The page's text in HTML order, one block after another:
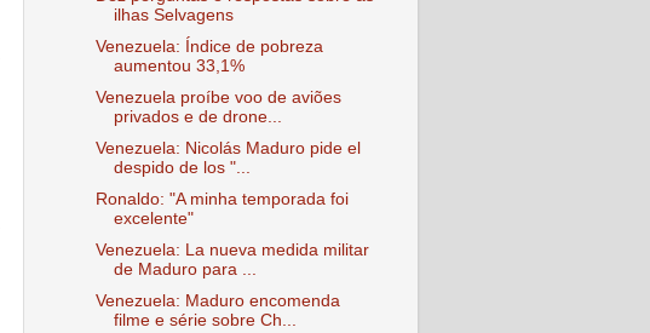
ilhas Selvagens
Venezuela: Índice de pobreza
aumentou 33,1%
Venezuela proíbe voo de aviões
privados e de drone...
Venezuela: Nicolás Maduro pide el
despido de los "...
Ronaldo: "A minha temporada foi
excelente"
Venezuela: La nueva medida militar
de Maduro para ...
Venezuela: Maduro encomenda
filme e série sobre Ch...